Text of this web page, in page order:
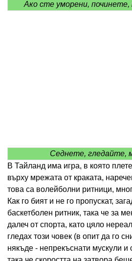
Ако сте уморени,
Седнете, гледайте,
В Тайланд има игра, в която
върху мрежата от краката,
това са волейболни ритници,
Как го бият и не го пропускат,
баскетболен ритник, така че за
далеч от спорта, като цяло
гледах този човек (в опит да го
някъде - непрекъснати мускули и